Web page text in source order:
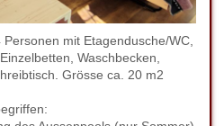
mit Etagendusche/WC,
Waschbecken,
Grösse ca. 20 m2